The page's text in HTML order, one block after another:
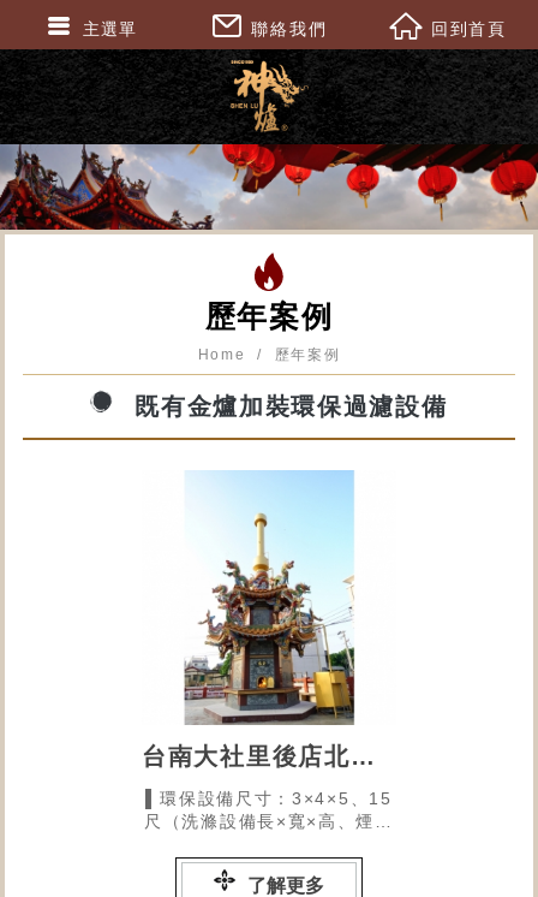
歷年案例
Home 歷年案例
既有金爐加裝環保過濾設備
台南大社里後店北極殿
▌環保設備尺寸：3×4×5、15
尺（洗滌設備長×寬×高、煙塵
了解更多
主選單 聯絡我們 回到首頁